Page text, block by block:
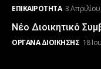
ΕΠΙΚΑΙΡΌΤΗΤΑ 3
Νέο Διοικητικό
ΌΡΓΑΝΑ ΔΙΟΊΚΗΣΗΣ 18